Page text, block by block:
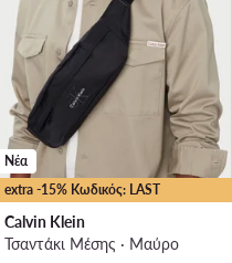
extra -15% Κωδικός: LAST
Νέα
Calvin Klein
Τσαντάκι Μέσης · Μαύρο